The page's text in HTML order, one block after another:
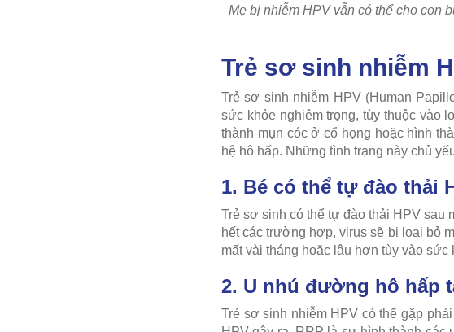
Mẹ bị nhiễm HPV vẫn có thể cho con
Trẻ sơ sinh nhiễm
Trẻ sơ sinh nhiễm HPV (Human
sức khỏe nghiêm trọng, tùy thuộc vào
thành mụn cóc ở cổ họng hoặc hình
hệ hô hấp. Những tình trạng này chủ
1. Bé có thể tự đào thải
Trẻ sơ sinh có thể tự đào thải HPV sau
hết các trường hợp, virus sẽ bị loại bỏ
mất vài tháng hoặc lâu hơn tùy vào
2. U nhú đường hô hấp
Trẻ sơ sinh nhiễm HPV có thể gặp